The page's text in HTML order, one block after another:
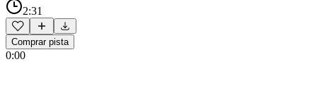
2:31
Comprar pista
0:00